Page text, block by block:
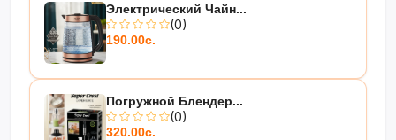
Электрический Чайн...
(0)
190.00с.
Погружной Блендер...
(0)
320.00с.